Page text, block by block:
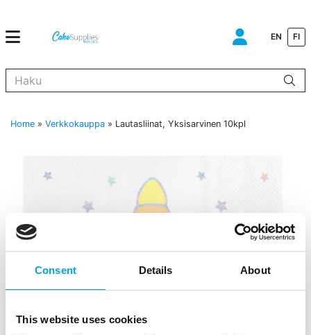
Consent Details About
This website uses cookies
EN FI
Home » Verkkokauppa » Lautasliinat, Yksisarvinen 10kpl